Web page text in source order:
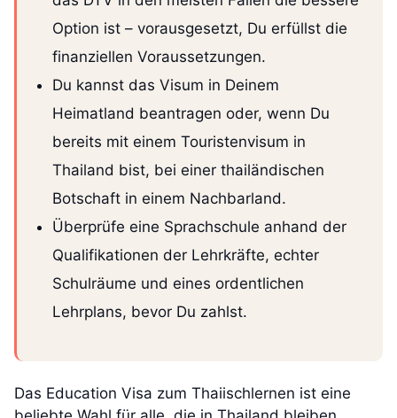
Option ist – vorausgesetzt, Du erfüllst die
finanziellen Voraussetzungen.
Du kannst das Visum in Deinem
Heimatland beantragen oder, wenn Du
bereits mit einem Touristenvisum in
Thailand bist, bei einer thailändischen
Botschaft in einem Nachbarland.
Überprüfe eine Sprachschule anhand der
Qualifikationen der Lehrkräfte, echter
Schulräume und eines ordentlichen
Lehrplans, bevor Du zahlst.
Das Education Visa zum Thaiischlernen ist eine